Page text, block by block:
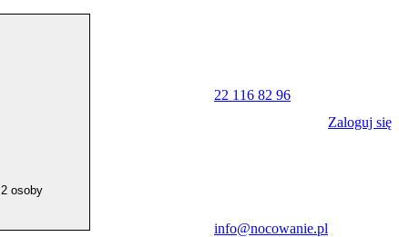
2 osoby
22 116 82 96
info@nocowanie.pl
Zaloguj się